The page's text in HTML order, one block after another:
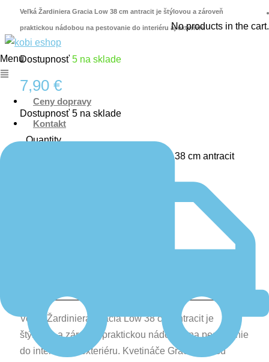
No products in the cart.
Menu
Ceny dopravy
Kontakt
Veľká Žardiniera Gracia Low 38 cm antracit je štýlovou a zároveň
praktickou nádobou na pestovanie do interiéru aj exteriéru
Dostupnosť 5 na sklade
7,90€
Dostupnosť 5 na sklade
Quantity
množstvo Žardiniera GRACIA Low 38 cm antracit
Veľká Žardiniera Gracia Low 38 cm antracit je
štýlovou a zároveň praktickou nádobou na pestovanie
do interiéru aj exteriéru. Kvetináče Gracia low sú